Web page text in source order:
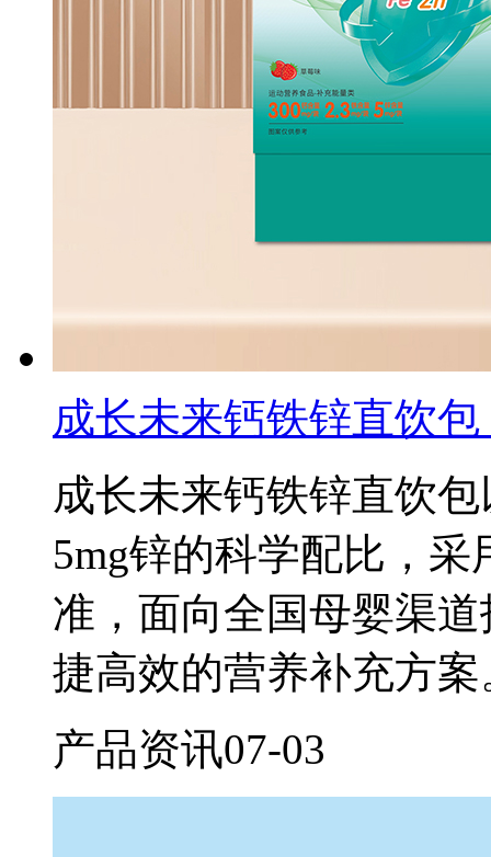
成长未来钙铁锌直饮
成长未来钙铁锌直饮
5mg锌的科学配比，
准，面向全国母婴渠
捷高效的营养补充方案
产品资讯07-03